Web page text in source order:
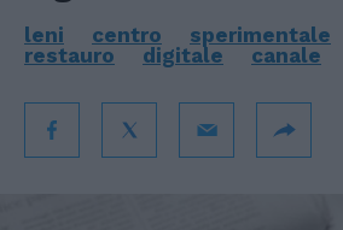
leni centro sperimentale
restauro
digitale canale